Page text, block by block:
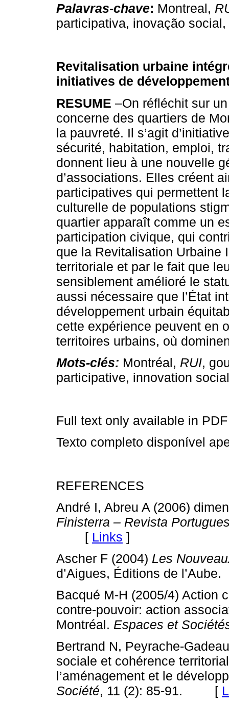
Palavras-chave: Montreal,
participativa, inovação social,
Revitalisation urbaine
initiatives de
RESUME –On réfléchit sur
concerne des quartiers de
la pauvreté. Il s’agit
sécurité, habitation, emploi,
donnent lieu à une nouvelle
d’associations. Elles créent
participatives qui permettent
culturelle de populations
quartier apparaît comme un
participation civique, qui
que la Revitalisation Urbaine
territoriale et par le fait que
sensiblement amélioré le
aussi nécessaire que l’État
développement urbain
cette expérience peuvent en
territoires urbains, où
Mots-clés: Montréal, RUI,
participative, innovation
Full text only available in
Texto completo disponível
REFERENCES
André I, Abreu A (2006)
Finisterra – Revista
[ Links ]
Ascher F (2004) Les
d’Aigues, Éditions de l’Aube.
Bacqué M-H (2005/4) Action
contre-pouvoir: action
Montréal. Espaces et
Bertrand N, Peyrache-
sociale et cohérence
l’aménagement et le
Société, 11 (2): 85-91. [